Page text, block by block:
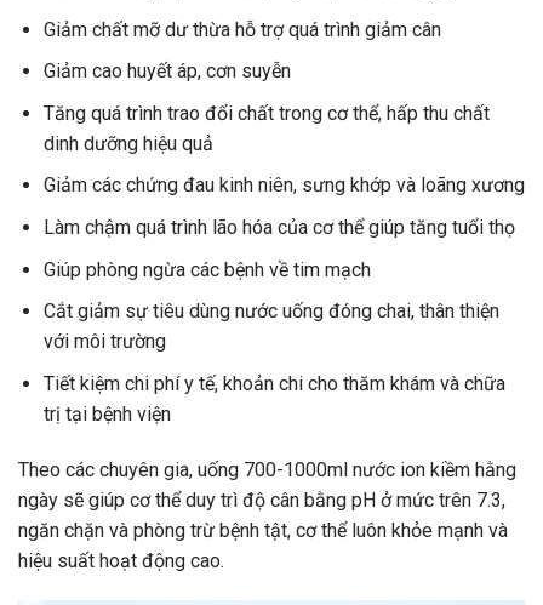
Giảm chất mỡ dư thừa hỗ trợ quá trình giảm cân
Giảm cao huyết áp, cơn suyễn
Tăng quá trình trao đổi chất trong cơ thể, hấp thu chất
dinh dưỡng hiệu quả
Giảm các chứng đau kinh niên, sưng khớp và loãng xương
Làm chậm quá trình lão hóa của cơ thể giúp tăng tuổi thọ
Giúp phòng ngừa các bệnh về tim mạch
Cắt giảm sự tiêu dùng nước uống đóng chai, thân thiện
với môi trường
Tiết kiệm chi phí y tế, khoản chi cho thăm khám và chữa
trị tại bệnh viện
Theo các chuyên gia, uống 700-1000ml nước ion kiềm hằng
ngày sẽ giúp cơ thể duy trì độ cân bằng pH ở mức trên 7.3,
ngăn chặn và phòng trừ bệnh tật, cơ thể luôn khỏe mạnh và
hiệu suất hoạt động cao.